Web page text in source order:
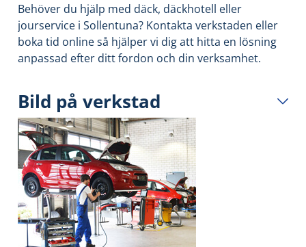
Behöver du hjälp med däck, däckhotell eller
jourservice i Sollentuna? Kontakta verkstaden eller
boka tid online så hjälper vi dig att hitta en lösning
anpassad efter ditt fordon och din verksamhet.
Bild på verkstad